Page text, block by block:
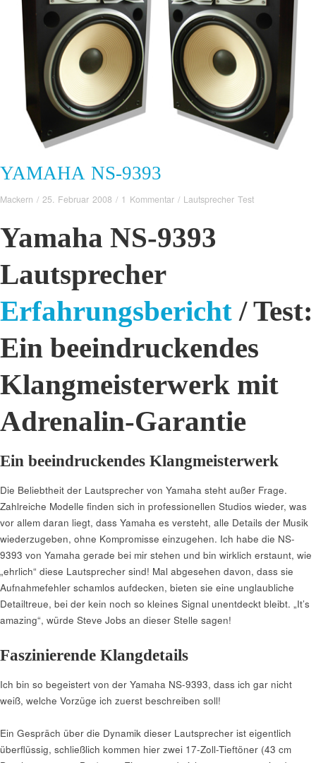
YAMAHA NS-9393
Mackern / 25. Februar 2008 / 1 Kommentar / Lautsprecher Test
Yamaha NS-9393
Lautsprecher
Erfahrungsbericht / Test:
Ein beeindruckendes
Klangmeisterwerk mit
Adrenalin-Garantie
Ein beeindruckendes Klangmeisterwerk
Die Beliebtheit der Lautsprecher von Yamaha steht außer Frage.
Zahlreiche Modelle finden sich in professionellen Studios wieder, was
vor allem daran liegt, dass Yamaha es versteht, alle Details der Musik
wiederzugeben, ohne Kompromisse einzugehen. Ich habe die NS-
9393 von Yamaha gerade bei mir stehen und bin wirklich erstaunt, wie
„ehrlich“ diese Lautsprecher sind! Mal abgesehen davon, dass sie
Aufnahmefehler schamlos aufdecken, bieten sie eine unglaubliche
Detailtreue, bei der kein noch so kleines Signal unentdeckt bleibt. „It’s
amazing“, würde Steve Jobs an dieser Stelle sagen!
Faszinierende Klangdetails
Ich bin so begeistert von der Yamaha NS-9393, dass ich gar nicht
weiß, welche Vorzüge ich zuerst beschreiben soll!
Ein Gespräch über die Dynamik dieser Lautsprecher ist eigentlich
überflüssig, schließlich kommen hier zwei 17-Zoll-Tieftöner (43 cm